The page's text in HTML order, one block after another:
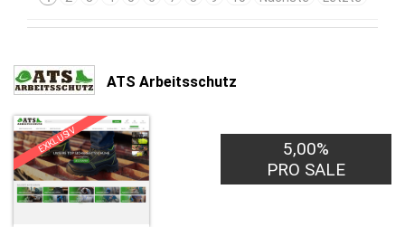
ATS Arbeitsschutz
EXKLUSIV
5,00%
PRO SALE